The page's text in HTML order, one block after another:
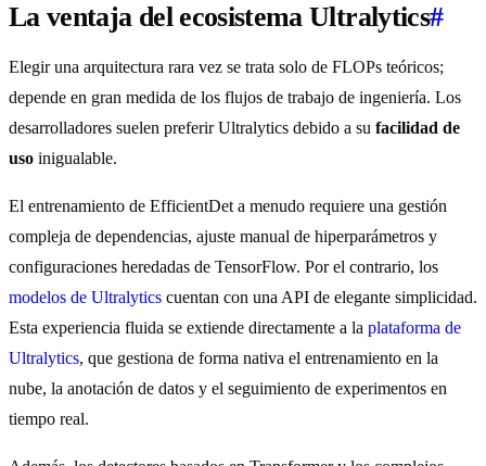
La ventaja del ecosistema Ultralytics#
Elegir una arquitectura rara vez se trata solo de FLOPs teóricos;
depende en gran medida de los flujos de trabajo de ingeniería. Los
desarrolladores suelen preferir Ultralytics debido a su facilidad de
uso inigualable.
El entrenamiento de EfficientDet a menudo requiere una gestión
compleja de dependencias, ajuste manual de hiperparámetros y
configuraciones heredadas de TensorFlow. Por el contrario, los
modelos de Ultralytics cuentan con una API de elegante simplicidad.
Esta experiencia fluida se extiende directamente a la plataforma de
Ultralytics, que gestiona de forma nativa el entrenamiento en la
nube, la anotación de datos y el seguimiento de experimentos en
tiempo real.